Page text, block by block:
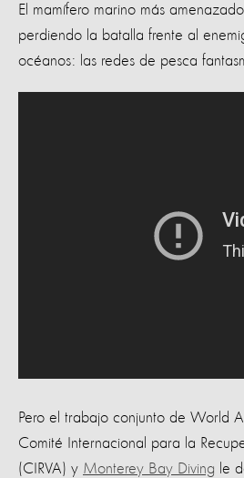
El mamífero marino más
perdiendo la batalla frente al
océanos: las redes de pesca
Pero el trabajo conjunto de World
Comité Internacional para la
(CIRVA) y Monterey Bay Diving le